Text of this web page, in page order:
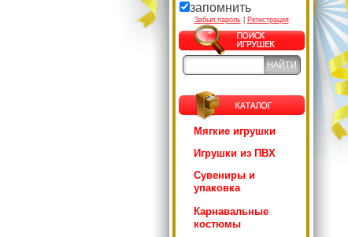
запомнить
Забыл пароль| Регистрация
Мягкие игрушки
Игрушки из ПВХ
Сувениры и
упаковка
Карнавальные
костюмы